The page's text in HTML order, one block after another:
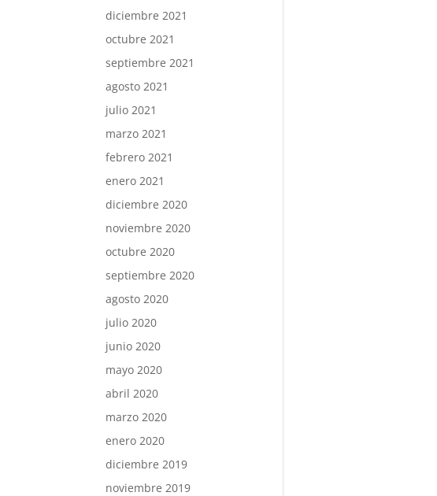
diciembre 2021
octubre 2021
septiembre 2021
agosto 2021
julio 2021
marzo 2021
febrero 2021
enero 2021
diciembre 2020
noviembre 2020
octubre 2020
septiembre 2020
agosto 2020
julio 2020
junio 2020
mayo 2020
abril 2020
marzo 2020
enero 2020
diciembre 2019
noviembre 2019